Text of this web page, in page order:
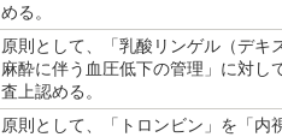
める。
原則として、「乳酸リンゲル（デキ
麻酔に伴う血圧低下の管理」に対し
査上認める。
原則として、「トロンビン」を「内